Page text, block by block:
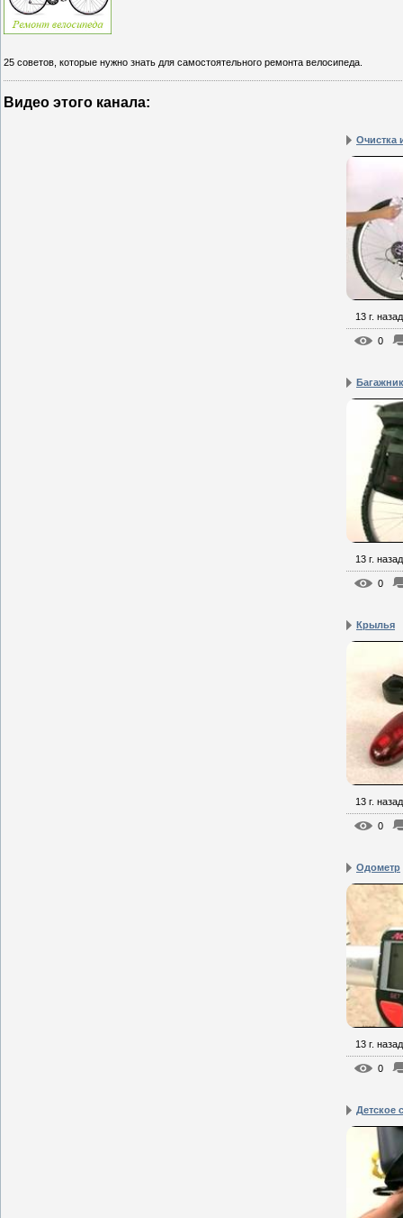
25 советов, которые нужно знать для самостоятельного ремонта велосипеда.
Видео этого канала:
Очистка
13 г. назад
0
Багажник
13 г. назад
0
Крылья
13 г. назад
0
Одометр
13 г. назад
0
Детское